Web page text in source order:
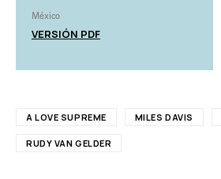
México
VERSIÓN PDF
A LOVE SUPREME MILES DAVIS
RUDY VAN GELDER